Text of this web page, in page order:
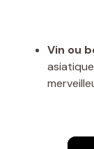
Vin ou